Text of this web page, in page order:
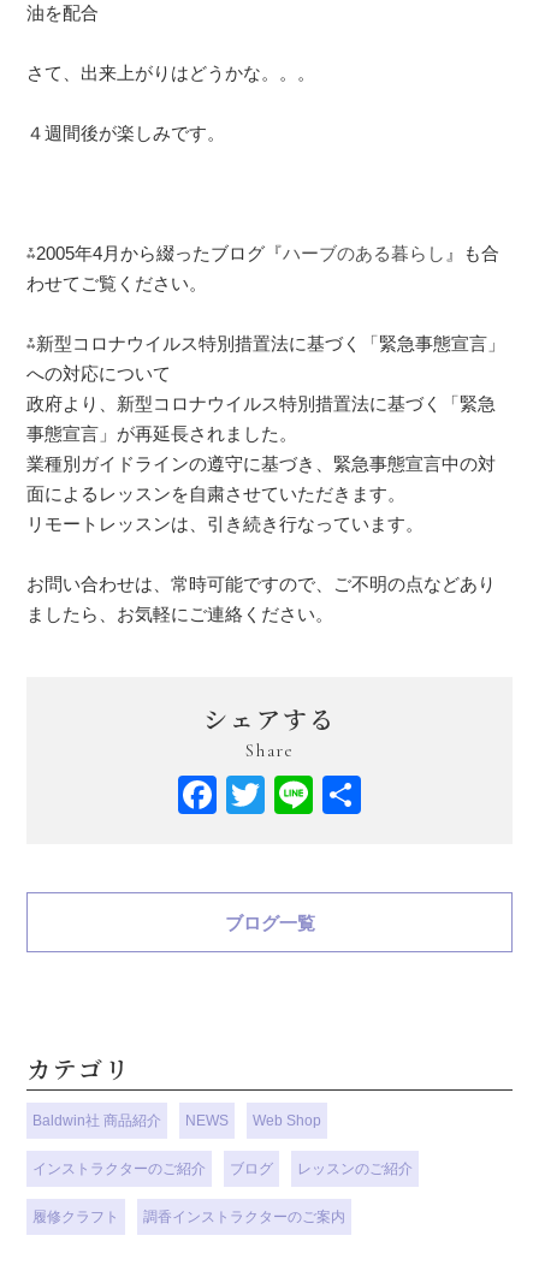
油を配合
さて、出来上がりはどうかな。。。
４週間後が楽しみです。
⁂2005年4月から綴ったブログ『ハーブのある暮らし 』も合
わせてご覧ください。
⁂新型コロナウイルス特別措置法に基づく「緊急事態宣言」
への対応について
政府より、新型コロナウイルス特別措置法に基づく「緊急
事態宣言」が再延長されました。
業種別ガイドラインの遵守に基づき、緊急事態宣言中の対
面によるレッスンを自粛させていただきます。
リモートレッスンは、引き続き行なっています。
お問い合わせは、常時可能ですので、ご不明の点などあり
ましたら、お気軽にご連絡ください。
シェアする
Share
Facebook
Twitter
Line
ブログ一覧
カテゴリ
Baldwin社 商品紹介 NEWS Web Shop
インストラクターのご紹介 ブログ レッスンのご紹介
履修クラフト 調香インストラクターのご案内